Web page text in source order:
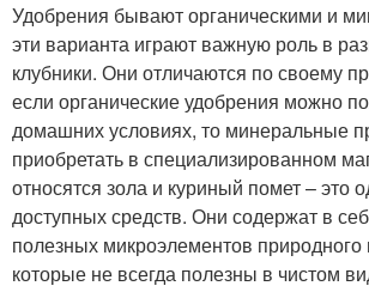
Удобрения бывают органическими и
эти варианта играют важную роль в
клубники. Они отличаются по своему
если органические удобрения можно
домашних условиях, то минеральные
приобретать в специализированном
относятся зола и куриный помет – это
доступных средств. Они содержат в
полезных микроэлементов
которые не всегда полезны в чистом